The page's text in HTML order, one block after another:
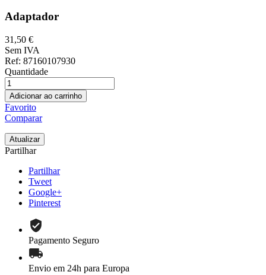
Adaptador
31,50 €
Sem IVA
Ref: 87160107930
Quantidade
Adicionar ao carrinho
Favorito
Comparar
Partilhar
Partilhar
Tweet
Google+
Pinterest
Pagamento Seguro
Envio em 24h para Europa